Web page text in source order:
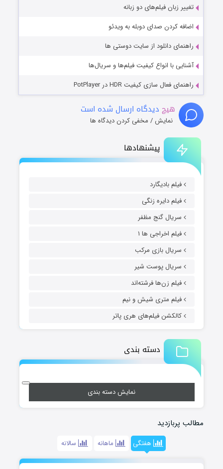
پیشنهادها
فیلم بادیگارد
فیلم دایره زنگی
سریال گنج مظفر
فیلم اخراجی ها ۱
سریال بازی مرکب
سریال پوست شیر
فیلم زن‌ها فرشته‌اند
فیلم متری شیش و نیم
کالکشن فیلم‌های هری پاتر
دسته بندی
نمایش دسته بندی
مطالب پربازدید
هفتگی ماهانه سالانه
تغییر زبان فیلم‌های دو زبانه
اضافه کردن صدای دوبله به ویدئو
راهنمای دانلود از سایت دوستی ها
آشنایی با انواع کیفیت فیلم‌ها و سریال‌ها
راهنمای فعال سازی کیفیت HDR در PotPlayer
هیچ دیدگاه ارسال شده است
نمایش / مخفی کردن دیدگاه ها